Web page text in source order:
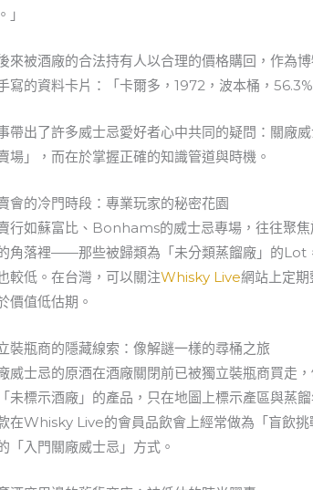
」
來被酒廠的合法持有人以合理的價格購回，作為
寫的資料卡片：「卡爾多，1972，波本桶，
帶出了許多威士忌愛好者心中共同的疑問：關廠
場」，而在於掌握正確的知識管道與時機。
會的冷門時段：專業玩家的秘密花園
行如蘇富比、Bonhams的威士忌專場，往往聚
角落裡——那些被歸類為「未分類蒸餾廠」的Lot
較低。在台灣，可以關注Whisky Live網站上定
價值低估期。
裝瓶商的隱藏線索：像解謎一樣的尋桶之旅
威士忌的原酒在酒廠關閉前已被獨立裝瓶商買
未標示酒廠」的產品，只在地圖上標示產區與蒸
在Whisky Live的會員品飲會上經常做為「盲飲
「入門關廠威士忌」方式。